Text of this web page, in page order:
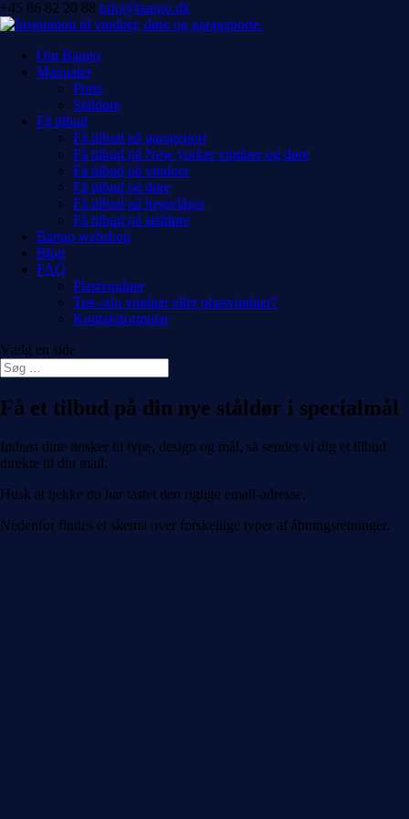
+45 86 82 20 88 info@bango.dk
Om Bango
Manualer
Porte
Ståldøre
Få tilbud
Få tilbud på garageport
Få tilbud på New yorker vinduer og døre
Få tilbud på vinduer
Få tilbud på døre
Få tilbud på hegn/låger
Få tilbud på ståldøre
Bango webshop
Blog
FAQ
Plastvinduer
Træ-/alu vinduer eller plastvinduer?
Kontaktformular
Vælg en side
Få et tilbud på din nye ståldør i specialmål
Indtast dine ønsker til type, design og mål, så sender vi dig et tilbud
direkte til din mail.
Husk at tjekke du har tastet den rigtige email-adresse.
Nedenfor findes et skema over forskellige typer af åbningsretninger.